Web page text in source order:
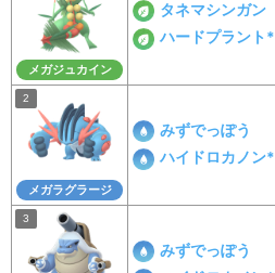
メガジュカイン
タネマシンガン
ハードプラント*
メガラグラージ
みずでっぽう
ハイドロカノン*
みずでっぽう